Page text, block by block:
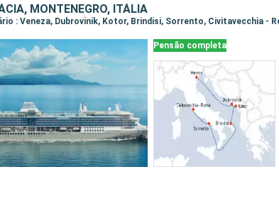
MONTENEGRO, ITÁLIA
: Veneza, Dubrovinik, Kotor, Brindisi, Sorrento, Civitavecchia -
Pensão completa